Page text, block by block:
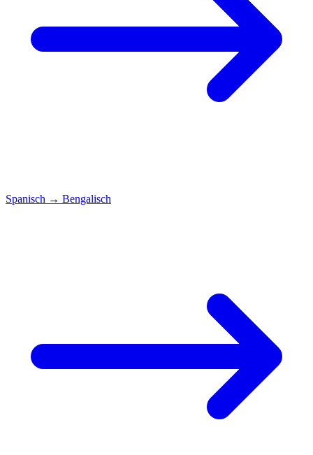
Spanisch → Bengalisch